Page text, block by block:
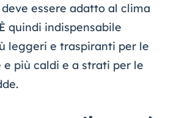
essere adatto al clima
quindi indispensabile
leggeri e traspiranti per le
più caldi e a strati per le